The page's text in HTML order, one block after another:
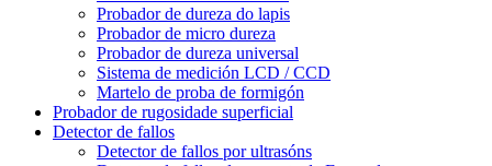
Probador de dureza do lapis
Probador de micro dureza
Probador de dureza universal
Sistema de medición LCD / CCD
Martelo de proba de formigón
Probador de rugosidade superficial
Detector de fallos
Detector de fallos por ultrasóns